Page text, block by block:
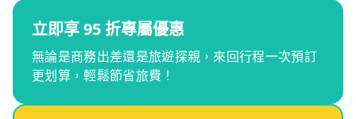
立即享 95 折專屬優惠
無論是商務出差還是旅遊探親，來回行程一次預訂
更划算，輕鬆節省旅費！